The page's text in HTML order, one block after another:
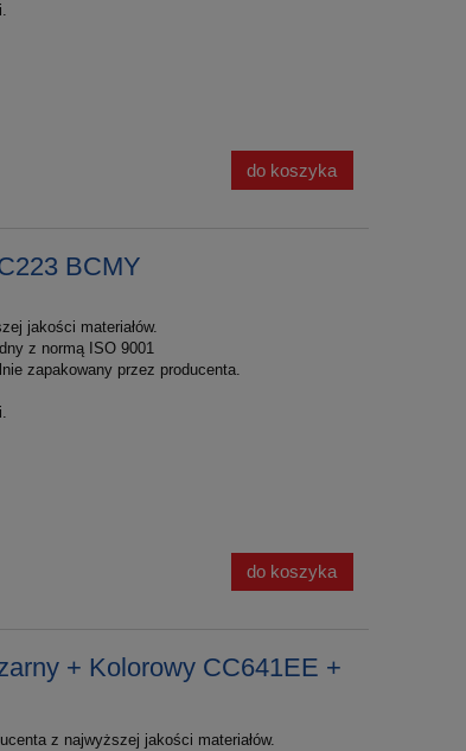
do koszyka
BCMY
jakości materiałów.
z normą ISO 9001
zapakowany przez producenta.
do koszyka
+ Kolorowy CC641EE +
z najwyższej jakości materiałów.